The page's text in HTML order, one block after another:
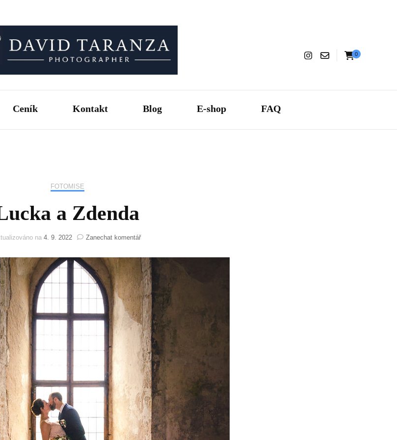
Taranza
chvíle, na kterých záleží.
0
Ceník Kontakt Blog E-shop FAQ
FOTOMISE
a Zdenda
na 4. 9. 2022 Zanechat komentářna
a
Zdenda